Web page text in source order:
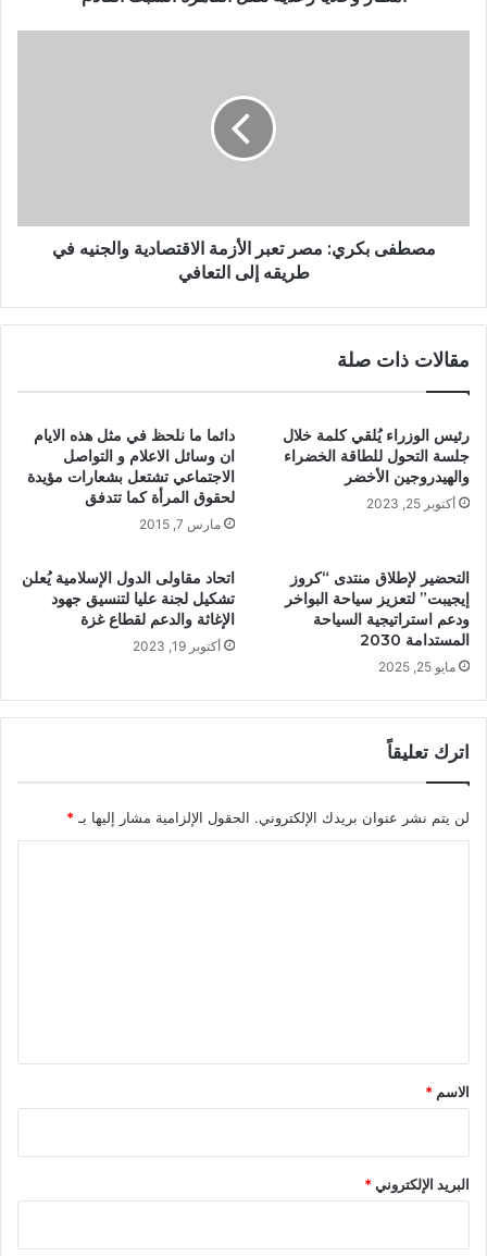
مصطفى بكري: مصر تعبر الأزمة الاقتصادية والجنيه في
طريقه إلى التعافي
مقالات ذات صلة
رئيس الوزراء يُلقي كلمة خلال
جلسة التحول للطاقة الخضراء
والهيدروجين الأخضر
أكتوبر 25, 2023
دائما ما نلحظ في مثل هذه الايام
ان وسائل الاعلام و التواصل
الاجتماعي تشتعل بشعارات مؤيدة
لحقوق المرأة كما تتدفق
مارس 7, 2015
التحضير لإطلاق منتدى “كروز
إيجيبت” لتعزيز سياحة البواخر
ودعم استراتيجية السياحة
المستدامة 2030
مايو 25, 2025
اتحاد مقاولى الدول الإسلامية يُعلن
تشكيل لجنة عليا لتنسيق جهود
الإغاثة والدعم لقطاع غزة
أكتوبر 19, 2023
اترك تعليقاً
لن يتم نشر عنوان بريدك الإلكتروني. الحقول الإلزامية مشار إليها بـ *
*
الاسم *
البريد الإلكتروني*